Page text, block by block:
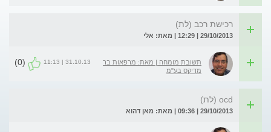
רכישת רכב (לת)
29/10/2013 | 12:29 | מאת: אלי
תשובת מומחה | מאת: מרפאות בר
מדיקס בע"מ
31.10.13 | 11:13
(0)
ocd (לת)
29/10/2013 | 09:36 | מאת: מאן דהוא